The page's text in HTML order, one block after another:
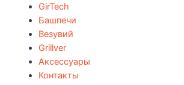
GirTech
Башпечи
Везувий
Grillver
Аксессуары
Контакты